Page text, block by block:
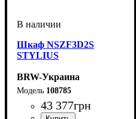
Шкаф NSZF3D2S
STYLIUS
BRW-Украина
108785
43 377грн